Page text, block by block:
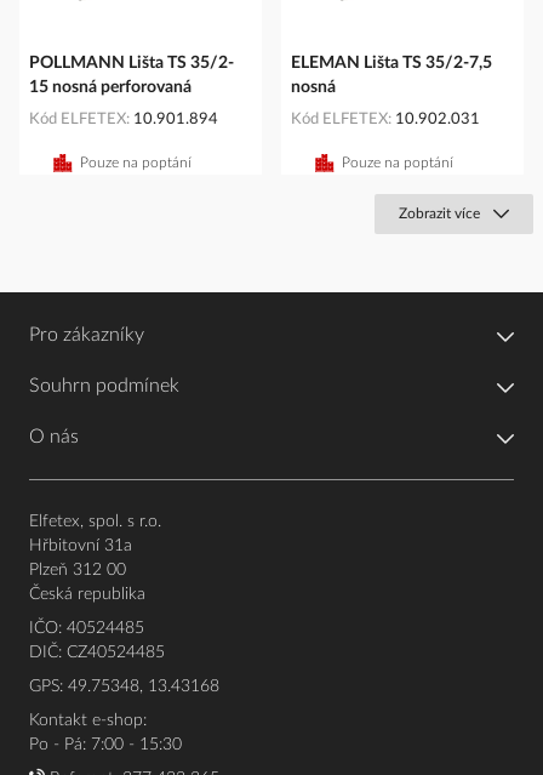
POLLMANN Lišta TS 35/2-
15 nosná perforovaná
Kód ELFETEX 10.901.894
Pouze na poptání
ELEMAN Lišta TS 35/2-7,5
nosná
Kód ELFETEX 10.902.031
Pouze na poptání
Zobrazit více
Pro zákazníky
Souhrn podmínek
O nás
Elfetex, spol. s r.o.
Hřbitovní 31a
Plzeň 312 00
Česká republika
IČO: 40524485
DIČ: CZ40524485
GPS: 49.75348, 13.43168
Kontakt e-shop:
Po - Pá: 7:00 - 15:30